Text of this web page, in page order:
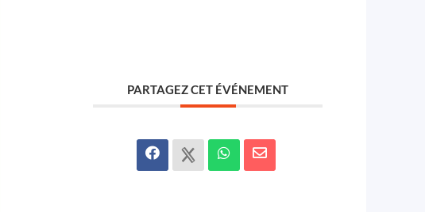
PARTAGEZ CET ÉVÉNEMENT